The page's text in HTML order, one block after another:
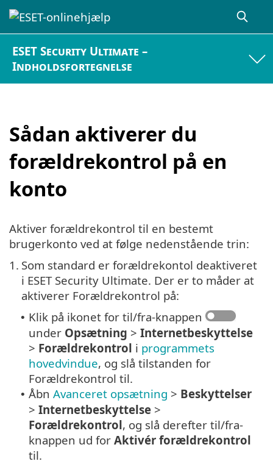
ESET Security Ultimate –
Indholdsfortegnelse
Sådan aktiverer du
forældrekontrol på en
konto
Aktiver forældrekontrol til en bestemt
brugerkonto ved at følge nedenstående trin:
1. Som standard er forældrekontol deaktiveret
i ESET Security Ultimate. Der er to måder at
aktiverer Forældrekontrol på:
• Klik på ikonet for til/fra-knappen
under Opsætning > Internetbeskyttelse
> Forældrekontrol i programmets
hovedvindue, og slå tilstanden for
Forældrekontrol til.
• Åbn Avanceret opsætning > Beskyttelser
> Internetbeskyttelse >
Forældrekontrol, og slå derefter til/fra-
knappen ud for Aktivér forældrekontrol
til.